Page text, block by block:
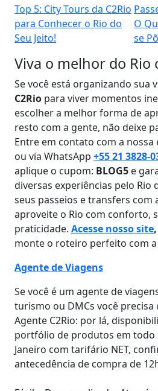
Top 5: City Tours da C2Rio
para Conhecer o Rio do
Seu Jeito!
O
se
Viva o melhor do Rio
Se você está organizando sua
C2Rio para viver momentos
escolher a melhor forma de
resto com a gente, não deixe
Entre em contato com a nossa
ou via WhatsApp +55 21 3828-
aplique o cupom: BLOG5 e
diversas experiências pelo Rio
seus passeios e transfers com
aproveite o Rio com conforto,
praticidade. Acesse nosso site,
monte o roteiro perfeito com a
Agente de Viagens
Se você é um agente de
turismo ou DMCs você
Agente C2Rio: por lá,
portfólio de produtos em todo
Janeiro com tarifário NET,
antecedência de compra de